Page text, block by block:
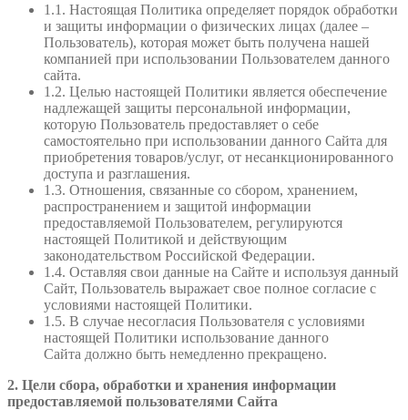
1.1. Настоящая Политика определяет порядок обработки
и защиты информации о физических лицах (далее –
Пользователь), которая может быть получена нашей
компанией при использовании Пользователем данного
сайта.
1.2. Целью настоящей Политики является обеспечение
надлежащей защиты персональной информации,
которую Пользователь предоставляет о себе
самостоятельно при использовании данного Сайта для
приобретения товаров/услуг, от несанкционированного
доступа и разглашения.
1.3. Отношения, связанные со сбором, хранением,
распространением и защитой информации
предоставляемой Пользователем, регулируются
настоящей Политикой и действующим
законодательством Российской Федерации.
1.4. Оставляя свои данные на Сайте и используя данный
Сайт, Пользователь выражает свое полное согласие с
условиями настоящей Политики.
1.5. В случае несогласия Пользователя с условиями
настоящей Политики использование данного
Сайта должно быть немедленно прекращено.
2. Цели сбора, обработки и хранения информации
предоставляемой пользователями Сайта